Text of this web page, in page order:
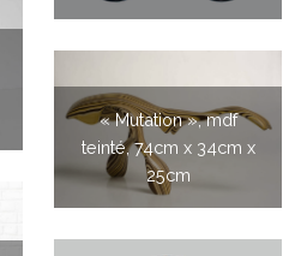
« Mutation », mdf
teinté, 74cm x 34cm x
25cm